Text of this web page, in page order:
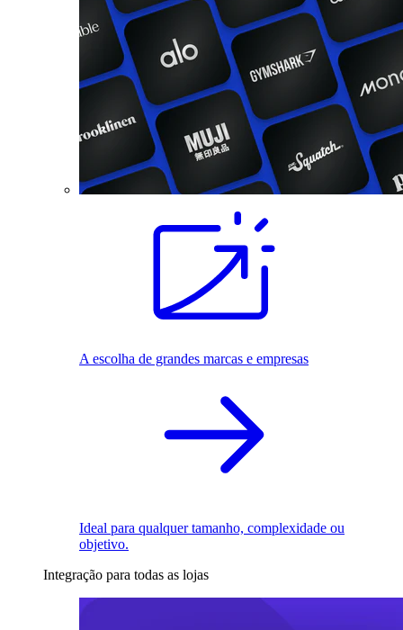
A escolha de grandes marcas e empresas
Ideal para qualquer tamanho, complexidade ou
objetivo.
Integração para todas as lojas